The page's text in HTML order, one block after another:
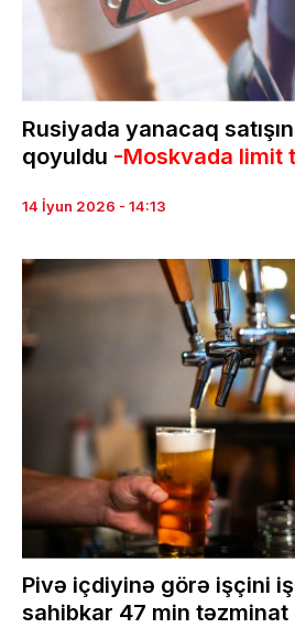
Rusiyada yanacaq
qoyuldu -Moskvada limit
14 İyun 2026 - 14:13
Pivə içdiyinə görə işçini
sahibkar 47 min